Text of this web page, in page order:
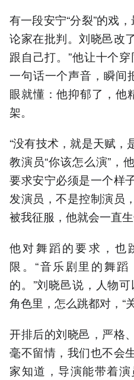
有一段安宁“分裂”的戏
论家在批判。刘晓邑改
跟自己打。”他让十个穿
一句话一个声音，瞬间
眼就懂：他抑郁了，他
架。
“没有技术，就是天赋，
教演员“你该怎么演”，
要求安宁必须是一个样
发演员，不是控制演员
被我征服，他就会一直
他对舞蹈的要求，也
限。“音乐剧里的舞
的。”刘晓邑说，人物
角色里，怎么跳都对，“
开排后的刘晓邑，严格
毫不留情，我们也不会
家知道，导演能带着